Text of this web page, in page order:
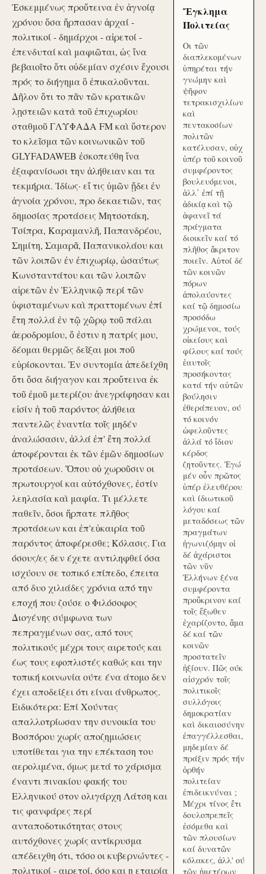
Ἐσκεμμένως προὔτεινα ἐν ἀγνοίᾳ
χρόνου ὅσα ἥρπασαν ἀρχαί -
πολιτικοί - δημάρχοι - αἱρετοί -
ἐπενδυταί καὶ μαφιῶται, ὡς ἵνα
βεβαιοῖτο ὅτι οὐδεμίαν σχέσιν ἔχουσι
πρός το διήγημα ὃ ἐπικαλοῦνται.
Δῆλον ὅτι το πᾶν τῶν κρατικῶν
λῃστειῶν κατὰ τοῦ ἐπιχωρίου
σταθμοῦ ΓΛΥΦΑΔΑ FM καὶ ὕστερον
το κλεῖσμα τῶν κοινωνικῶν τοῦ
GLYFADAWEB ἐσκοπεύθη ἵνα
ἐξαφανίσωσι την ἀλήθειαν και τα
τεκμήρια. Ἰδίως· εἴ τις ὑμῶν ᾔδει ἐν
ἀγνοία χρόνου, προ δεκαετιῶν, τας
δημοσίας προτάσεις Μητσοτάκη,
Τσίπρα, Καραμανλῆ, Παπανδρέου,
Σημίτη, Σαμαρᾶ, Παπανικολάου και
τῶν λοιπῶν ἐν ἐπιχωρίῳ, ὡσαύτως
Κωνσταντάτου και τῶν λοιπῶν
αἱρετῶν ἐν Ἑλληνικῷ περί τῶν
ὑφισταμένων καὶ πραττομένων ἐπί
ἔτη πολλά ἐν τῷ χῶρῳ τοῦ πάλαι
ἀεροδρομίου, ὅ ἐστιν η πατρίς μου,
δέομαι θερμῶς δεῖξαι μοι ποῦ
εὑρίσκονται. Ἐν συντομία ἀπεδείχθη
ὅτι ὅσα διήγαγον και προὔτεινα ἐκ
τοῦ ἐμοῦ μετερίζου ἀνεγράφησαν και
εἰσίν ἡ τοῦ παρόντος ἀλήθεια
παντελῶς ἐναντία τοῖς μηδέν
ἀναλώσασιν, ἀλλά ἐπ' ἔτη πολλά
ἀποφέρονται ἐκ τῶν ἐμῶν δημοσίων
προτάσεων. Ὅπου οὐ χωροῦσιν οι
πρωτουργοί και αὐτόχθονες, ἐστίν
λεηλασία καὶ μαφία. Τι μέλλετε
παθεῖν, ὅσοι ἥρπατε πλῆθος
προτάσεων και ἐπ'εὐκαιρία τοῦ
παρόντος ἀποφέρεσθε; Κόλασις. Για
όσους/ες δεν έχετε αντιληφθεί όσα
ισχύουν σε τοπικό επίπεδο, έπειτα
από δυο χιλιάδες χρόνια από την
εποχή που ζούσε ο Φιλόσοφος
Διογένης σύμφωνα των
πεπραγμένων σας, από τους
πολιτικούς μέχρι τους αιρετούς και
έως τους εφοπλιστές καθώς και την
τοπική κοινωνία ούτε ένα άτομο δεν
έχει αποδείξει ότι είναι άνθρωπος.
Ειδικότερα: Επί Χούντας
απαλλοτρίωσαν την συνοικία του
Βοσπόρου χωρίς αποζημιώσεις
υποτίθεται για την επέκταση του
αερολιμένα, όμως μετά το χάρισμα
έναντι πινακίου φακής του
Ελληνικού στον ολιγάρχη Λάτση και
τις φανφάρες περί
ανταποδοτικότητας στους
αυτόχθονες χωρίς αντίκρυσμα
απέδειχθη ότι, τόσο οι κυβερνώντες -
πολιτικοί - αιρετοί, όσο και η εταιρία
Ἔγκλημα
Πολιτείας
Οι τῶν
διαπλεκομένων
ὑπηρέται τήν
γνώμην καὶ
ψῆφον
τετρακισχιλίων
καὶ
πεντακοσίων
πολιτῶν
κατέλυσαν, οὐχ
ὑπέρ τοῦ κοινοῦ
συμφέροντος
βουλευόμενοι,
ἀλλ᾽ ἐπί τῇ
ἀδικίᾳ καὶ τῷ
ἀφανεῖ τά
πράγματα
διοικεῖν καί τό
πλῆθος ἄκριτον
ποιεῖν. Αὐτοί δέ
τῶν κοινῶν
πόρων
ἀπολαύοντες
καί τῷ δημοσίω
προσόδω
χρώμενοι, τούς
οἰκείους καὶ
φίλους καί τούς
ἑαυτοῖς
προσήκοντας
κατά τήν αὑτῶν
βούλησιν
ἐθεράπευον, ού
τό κοινόν
ὠφελοῦντες
ἀλλά τό ἴδιον
κέρδος
ζητοῦντες. Ἐγώ
μέν οὖν πρῶτος
ὑπέρ ἐλευθέρου
καὶ ίδιωτικοῦ
λόγου καί
μεταδόσεως τῶν
πραγμάτων
ἠγωνιζόμην οἱ
δέ ἀχάριστοι
τῶν νῦν
Ἑλλήνων ξένα
συμφέροντα
προὔκρινον καί
τοῖς ἔξωθεν
ἐχαρίζοντο, ἅμα
δέ καί τῶν
κοινῶν
προστατεῖν
ἠξίουν. Πῶς ούκ
αἰσχρόν τοῖς
πολιτικοῖς
συλλόγοις
δημοκρατίαν
καὶ δικαιοσύνην
ἐπαγγέλλεσθαι,
μηδεμίαν δέ
πράξιν πρός τήν
ὀρθήν
πολιτείαν
ἐπιδεικνύναι ;
Μέχρι τίνος ἔτι
δουλοπρεπεῖς
ἐσόμεθα καὶ
τῶν πλουσίων
καί δυνατῶν
κόλακες, ἀλλ' ού
τῶν ἡμετέρων